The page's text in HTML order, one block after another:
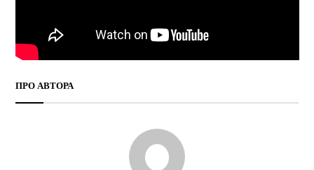
ПРО АВТОРА